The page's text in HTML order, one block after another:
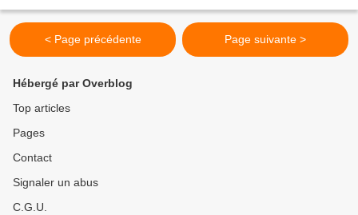
< Page précédente Page suivante >
Hébergé par Overblog
Top articles
Pages
Contact
Signaler un abus
C.G.U.